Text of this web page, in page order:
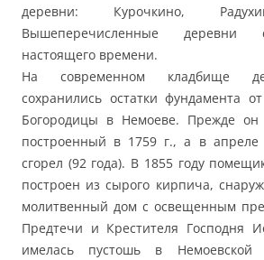
деревни: Курочкино,
Вышеперечисленные деревни
настоящего времени.
На современном кладбище
сохранились остатки фундамента
Богородицы в Немоеве. Прежде
построенный в 1759 г., а в апреле
сгорел (92 года). В 1855 году
построен из сырого кирпича,
молитвенный дом с освещенным
Предтечи и Крестителя Господня
имелась пустошь в Немоевской